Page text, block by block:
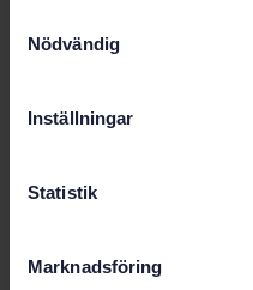
Nödvändig
Inställningar
Statistik
Marknadsföring
Internationell titel:
manufacturing
Ersätter: SIS-ISO/TS